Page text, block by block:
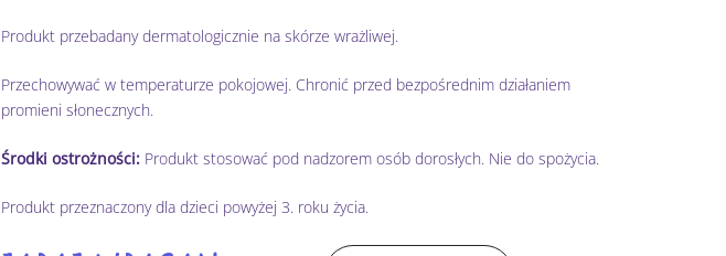
Produkt przebadany dermatologicznie na skórze wrażliwej.
Przechowywać w temperaturze pokojowej. Chronić przed bezpośrednim działaniem
promieni słonecznych.
Środki ostrożności: Produkt stosować pod nadzorem osób dorosłych. Nie do spożycia.
Produkt przeznaczony dla dzieci powyżej 3. roku życia.